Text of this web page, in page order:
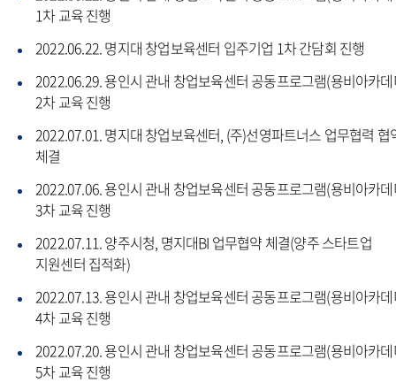
1차 교육 진행
2022.06.22. 명지대 창업보육센터 입주기업 1차 간담회 진행
2022.06.29. 용인시 관내 창업보육센터 공동프로그램(용비아카
2차 교육 진행
2022.07.01. 명지대 창업보육센터, (주)선영파트너스 업무협력 협
체결
2022.07.06. 용인시 관내 창업보육센터 공동프로그램(용비아카
3차 교육 진행
2022.07.11. 양주시청, 명지대BI 업무협약 체결(양주 스타트업
지원센터 집적화)
2022.07.13. 용인시 관내 창업보육센터 공동프로그램(용비아카
4차 교육 진행
2022.07.20. 용인시 관내 창업보육센터 공동프로그램(용비아카
5차 교육 진행